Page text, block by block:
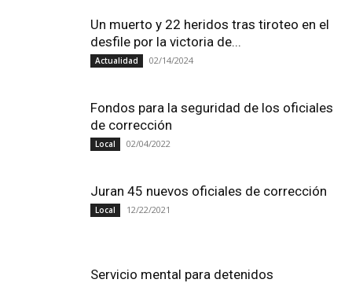
Un muerto y 22 heridos tras tiroteo en el
desfile por la victoria de...
Actualidad 02/14/2024
Fondos para la seguridad de los oficiales
de corrección
Local 02/04/2022
Juran 45 nuevos oficiales de corrección
Local 12/22/2021
Servicio mental para detenidos